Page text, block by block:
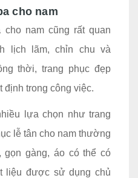
cho nam
cho nam cũng rất quan
lịch lãm, chỉn chu và
thời, trang phục đẹp
trong công việc.
lựa chọn như trang
lễ tân cho nam thường
gàng, áo có thể có
liệu được sử dụng chủ